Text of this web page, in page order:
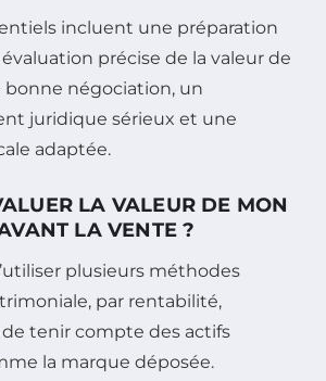
incluent une préparation
précise de la valeur de
bonne négociation, un
juridique sérieux et une
adaptée.
LA VALEUR DE MON
LA VENTE ?
plusieurs méthodes
par rentabilité,
tenir compte des actifs
la marque déposée.